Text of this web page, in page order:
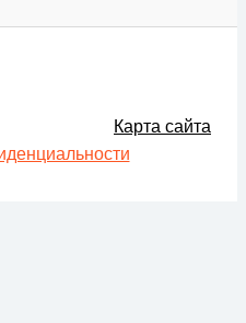
Карта сайта